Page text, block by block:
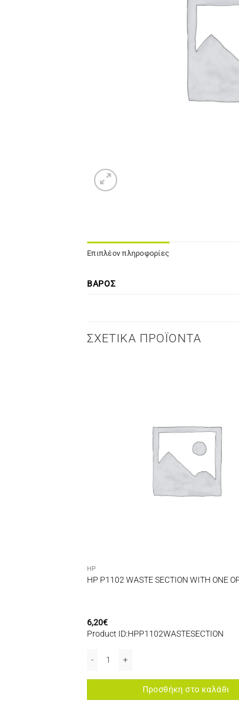
Επιπλέον πληροφορίες
ΒΆΡΟΣ
ΣΧΕΤΙΚΆ ΠΡΟΪΌΝΤΑ
HP
HP P1102 WASTE SECTION WITH ONE
6,20€
Product ID:HPP1102WASTESECTION
Προσθήκη στο καλάθι